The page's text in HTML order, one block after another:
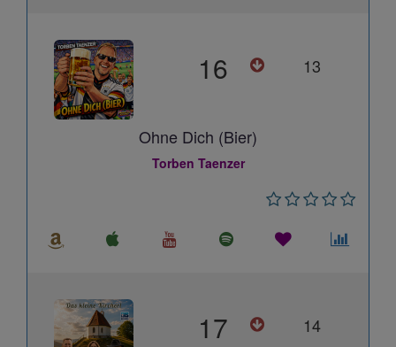
16 13
Ohne Dich (Bier)
Torben Taenzer
17 14